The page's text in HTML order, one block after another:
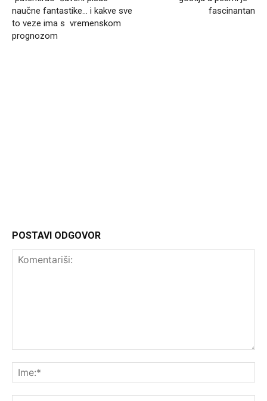
naučne fantastike… i kakve sve
to veze ima s vremenskom
prognozom
fascinantan
POSTAVI ODGOVOR